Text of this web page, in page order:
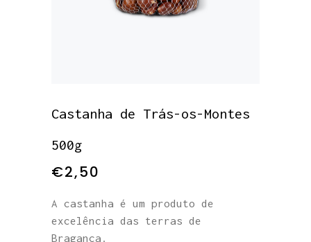
Castanha de Trás-os-Montes
500g
€2,50
A castanha é um produto de
excelência das terras de
Bragança.